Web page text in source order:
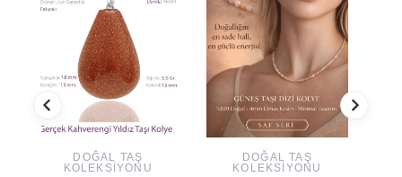
DOĞAL TAŞ
KOLEKSIYONU
DOĞAL TAŞ
KOLEKSIYONU